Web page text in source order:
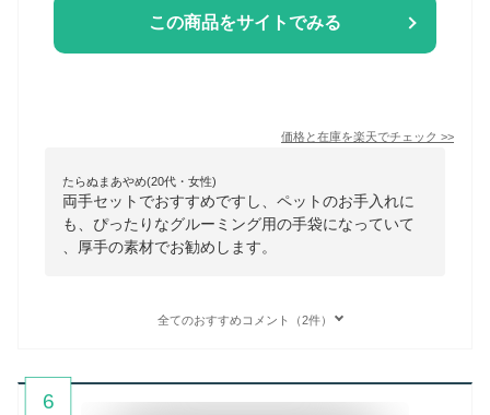
この商品をサイトでみる
価格と在庫を楽天でチェック >>
たらぬまあやめ(20代・女性)
両手セットでおすすめですし、ペットのお手入れに
も、ぴったりなグルーミング用の手袋になっていて
、厚手の素材でお勧めします。
全てのおすすめコメント（2件）
6